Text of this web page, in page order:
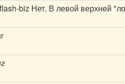
biz Нет. В левой верхней